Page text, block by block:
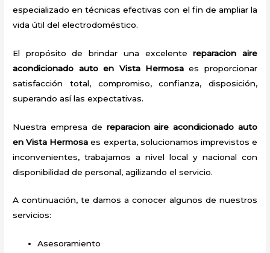
especializado en técnicas efectivas con el fin de ampliar la
vida útil del electrodoméstico.
El propósito de brindar una excelentereparacion aire
acondicionado auto en Vista Hermosaes proporcionar
satisfacción total, compromiso, confianza, disposición,
superando así las expectativas.
Nuestra empresa de reparacion aire acondicionado auto
en Vista Hermosa es experta, solucionamos imprevistos e
inconvenientes, trabajamos a nivel local y nacional con
disponibilidad de personal, agilizando el servicio.
A continuación, te damos a conocer algunos de nuestros
servicios:
Asesoramiento